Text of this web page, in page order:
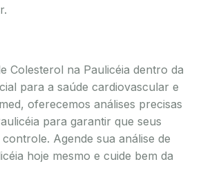
Colesterol na Paulicéia dentro da
para a saúde cardiovascular e
oferecemos análises precisas
para garantir que seus
Agende sua análise de
hoje mesmo e cuide bem da